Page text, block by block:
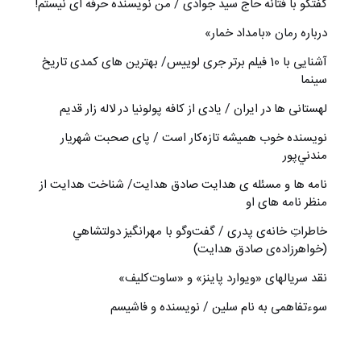
گفتگو با فتانه حاج سید جوادی / من نویسنده حرفه ای نیستم!
درباره رمان «بامداد خمار»
آشنایی با 10 فیلم برتر جری لوییس/ بهترین های کمدی تاریخ
سینما
لهستانی ها در ایران / یادی از کافه پولونیا در لاله زار قدیم
نويسنده خوب هميشه تازه‌كار است / پای صحبت شهريار
مندني‌پور
نامه ها و مسئله ی هدایت صادق هدایت/ شناخت هدایت از
منظر نامه های او
خاطراتِ خانه‌ی پدری / گفت‌وگو با مهرانگيز دولتشاهي
(خواهرزاده‌ی صادق هدايت)
نقد سریالهای «ویوارد پاینز» و «ساوت‌کلیف»
سوءتفاهمی به نام سلین / نویسنده و فاشیسم